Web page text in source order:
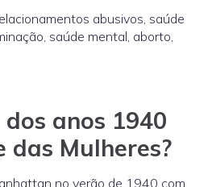
abusivos, saúde
saúde mental, aborto,
anos 1940
das Mulheres?
no verão de 1940 com